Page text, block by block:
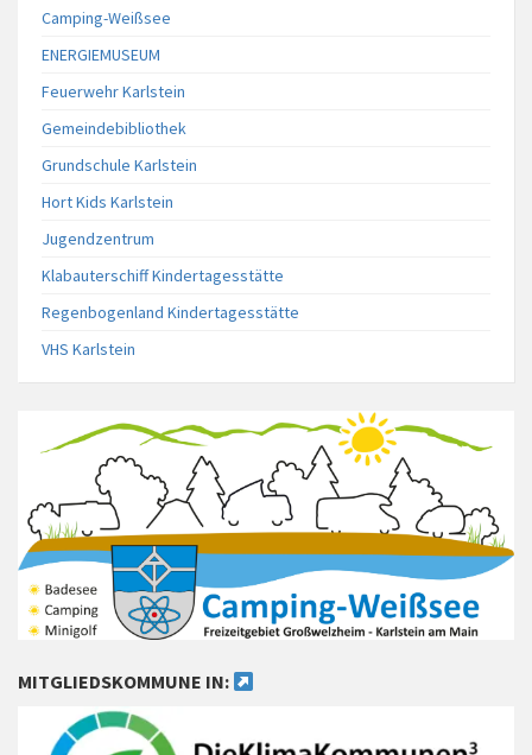
Camping-Weißsee
ENERGIEMUSEUM
Feuerwehr Karlstein
Gemeindebibliothek
Grundschule Karlstein
Hort Kids Karlstein
Jugendzentrum
Klabauterschiff Kindertagesstätte
Regenbogenland Kindertagesstätte
VHS Karlstein
MITGLIEDSKOMMUNE IN: